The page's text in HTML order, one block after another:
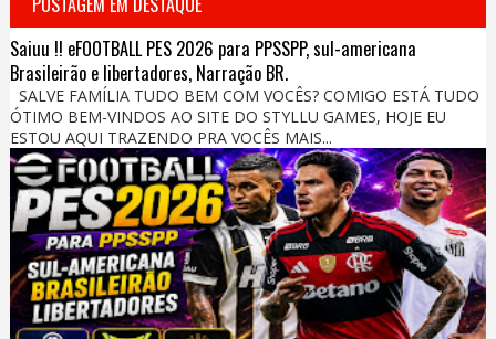
Saiuu !! eFOOTBALL PES 2026 para PPSSPP, sul-americana
Brasileirão e libertadores, Narração BR.
SALVE FAMÍLIA TUDO BEM COM VOCÊS? COMIGO ESTÁ TUDO
ÓTIMO BEM-VINDOS AO SITE DO STYLLU GAMES, HOJE EU
ESTOU AQUI TRAZENDO PRA VOCÊS MAIS...